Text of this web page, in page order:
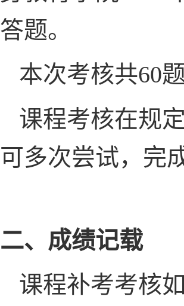
答题。
本次考核共60
课程考核在规
可多次尝试，完
二、成绩记载
课程补考考核